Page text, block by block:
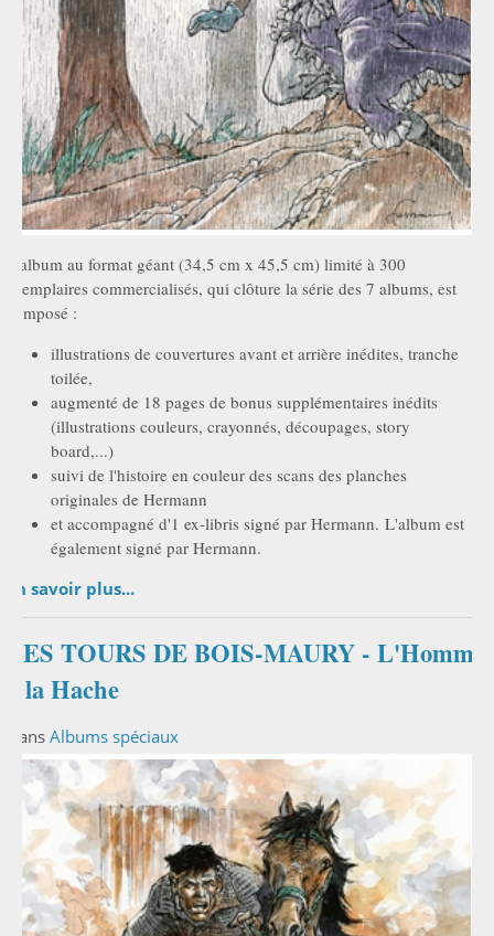
L'album au format géant (34,5 cm x 45,5 cm) limité à 300
exemplaires commercialisés, qui clôture la série des 7 albums, est
composé :
illustrations de couvertures avant et arrière inédites, tranche
toilée,
augmenté de 18 pages de bonus supplémentaires inédits
(illustrations couleurs, crayonnés, découpages, story
board,...)
suivi de l'histoire en couleur des scans des planches
originales de Hermann
et accompagné d'1 ex-libris signé par Hermann. L'album est
également signé par Hermann.
En savoir plus...
LES TOURS DE BOIS-MAURY - L'Homme
à la Hache
Dans Albums spéciaux